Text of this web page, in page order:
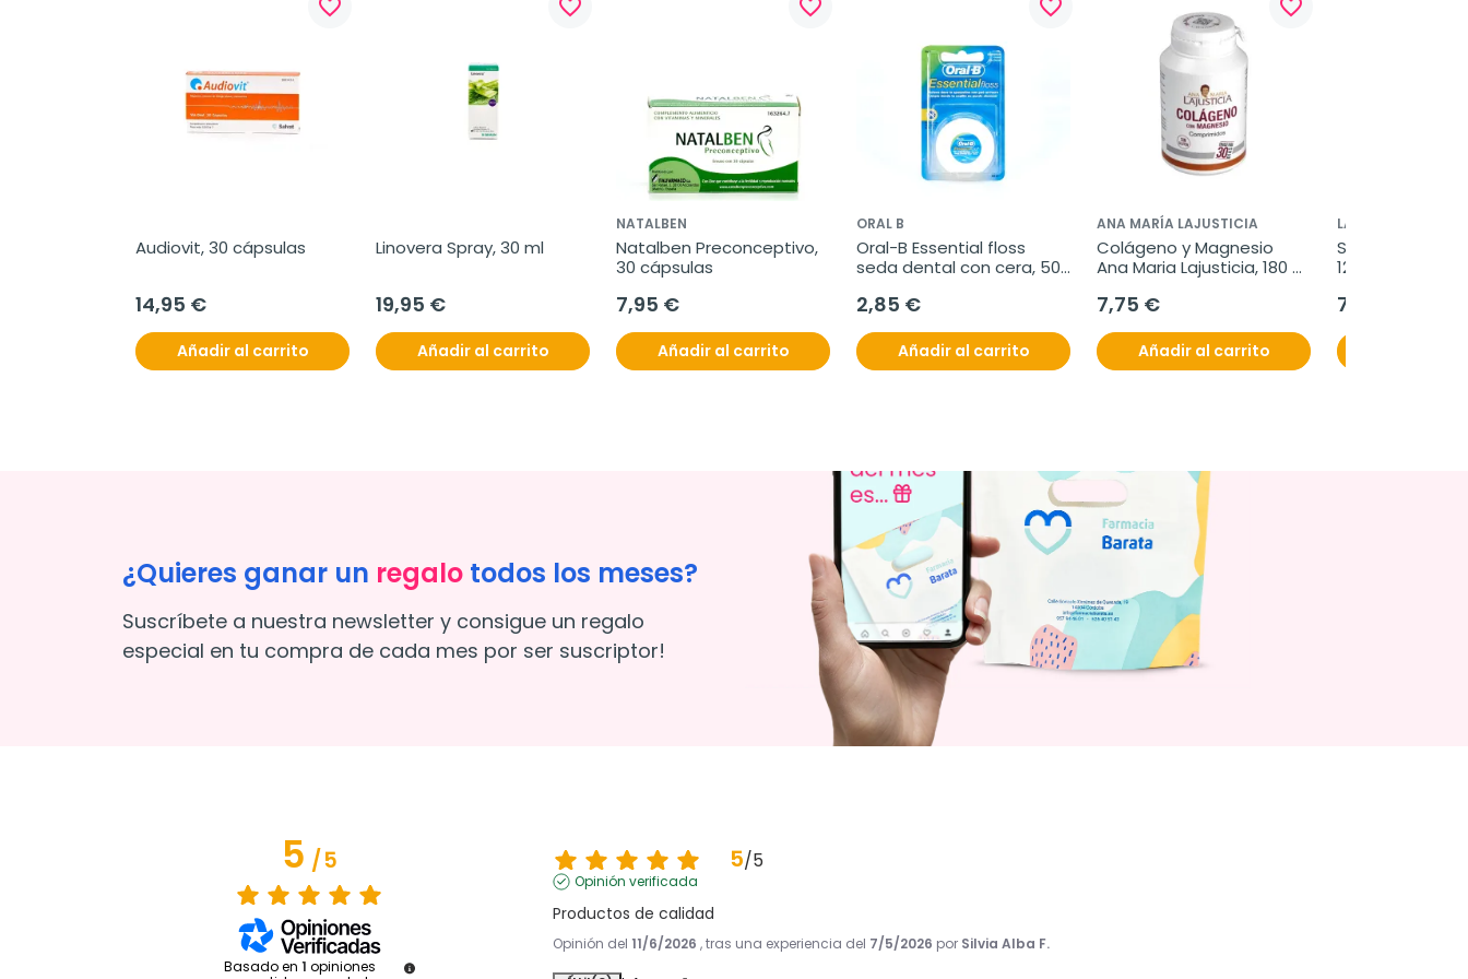
favorite_border
Audiovit, 30 cápsulas
14,95 €
Añadir al carrito
favorite_border
Linovera Spray, 30 ml
19,95 €
Añadir al carrito
favorite_border
NATALBEN
Natalben Preconceptivo,
30 cápsulas
7,95 €
Añadir al carrito
favorite_border
ORAL B
Oral-B Essential floss
seda dental con cera, 50
2,85 €
Añadir al carrito
favorite_border
ANA MARÍA LAJUSTICIA
Colágeno y Magnesio
Ana Maria Lajusticia, 180
7,75 €
Añadir al carrito
LACER
Sensilacer gel
125 ml
7,35 €
¿Quieres ganar un regalo todos los meses?
Suscríbete a nuestra newsletter y consigue un regalo
especial en tu compra de cada mes por ser suscriptor!
5/5
Basado en 1 opiniones
5/5
Opinión verificada
Productos de calidad
Opinión del 11/6/2026 , tras una experiencia del 7/5/2026 por Silvia Alba F.